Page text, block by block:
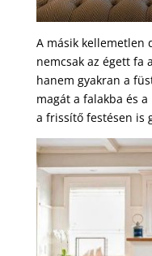
A másik kellemetlen
nemcsak az égett fa
hanem gyakran a
magát a falakba és
a frissítő festésen is